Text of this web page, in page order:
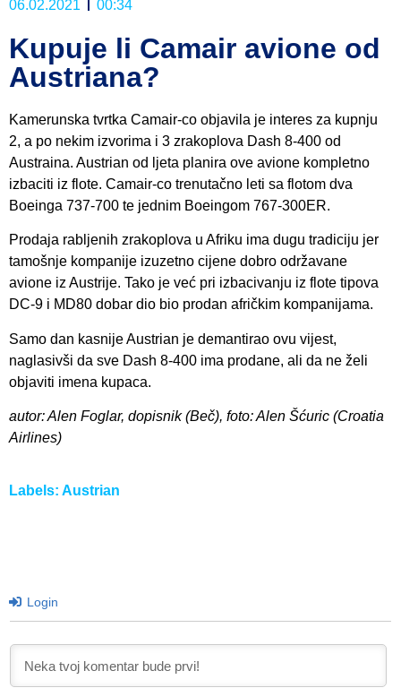
06.02.2021 00:34
Kupuje li Camair avione od
Austriana?
Kamerunska tvrtka Camair-co objavila je interes za kupnju
2, a po nekim izvorima i 3 zrakoplova Dash 8-400 od
Austraina. Austrian od ljeta planira ove avione kompletno
izbaciti iz flote. Camair-co trenutačno leti sa flotom dva
Boeinga 737-700 te jednim Boeingom 767-300ER.
Prodaja rabljenih zrakoplova u Afriku ima dugu tradiciju jer
tamošnje kompanije izuzetno cijene dobro održavane
avione iz Austrije. Tako je već pri izbacivanju iz flote tipova
DC-9 i MD80 dobar dio bio prodan afričkim kompanijama.
Samo dan kasnije Austrian je demantirao ovu vijest,
naglasivši da sve Dash 8-400 ima prodane, ali da ne želi
objaviti imena kupaca.
autor: Alen Foglar, dopisnik (Beč), foto: Alen Šćuric (Croatia
Airlines)
Labels: Austrian
Login